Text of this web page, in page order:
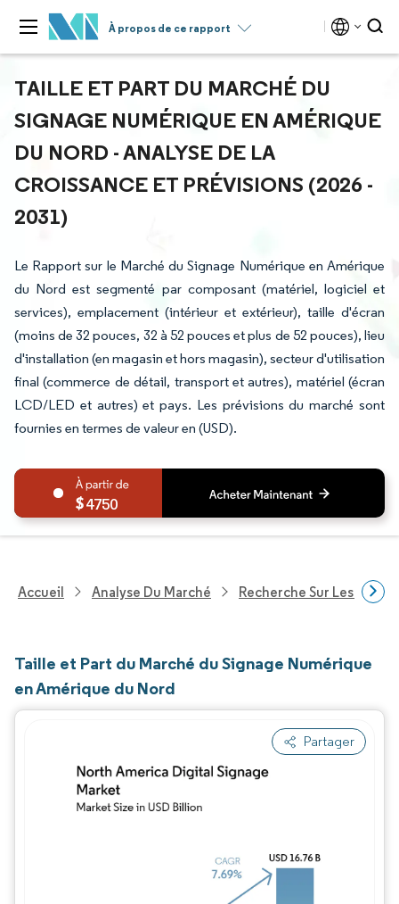
À propos de ce rapport
TAILLE ET PART DU MARCHÉ DU
SIGNAGE NUMÉRIQUE EN AMÉRIQUE
DU NORD - ANALYSE DE LA
CROISSANCE ET PRÉVISIONS (2026 -
2031)
Le Rapport sur le Marché du Signage Numérique en Amérique
du Nord est segmenté par composant (matériel, logiciel et
services), emplacement (intérieur et extérieur), taille d'écran
(moins de 32 pouces, 32 à 52 pouces et plus de 52 pouces), lieu
d'installation (en magasin et hors magasin), secteur d'utilisation
final (commerce de détail, transport et autres), matériel (écran
LCD/LED et autres) et pays. Les prévisions du marché sont
fournies en termes de valeur en (USD).
4750
Accueil Analyse Du Marché Recherche Sur Les
Taille et Part du Marché du Signage Numérique
en Amérique du Nord
Partager